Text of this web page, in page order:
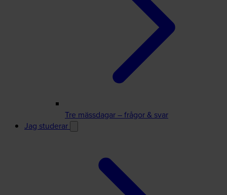
Tre mässdagar – frågor & svar
Jag studerar